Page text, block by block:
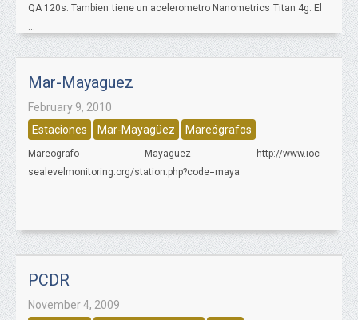
QA 120s. Tambien tiene un acelerometro Nanometrics Titan 4g. El
...
Mar-Mayaguez
February 9, 2010
Estaciones
Mar-Mayagüez Mareógrafos
Mareografo Mayaguez http://www.ioc-
sealevelmonitoring.org/station.php?code=maya
PCDR
November 4, 2009